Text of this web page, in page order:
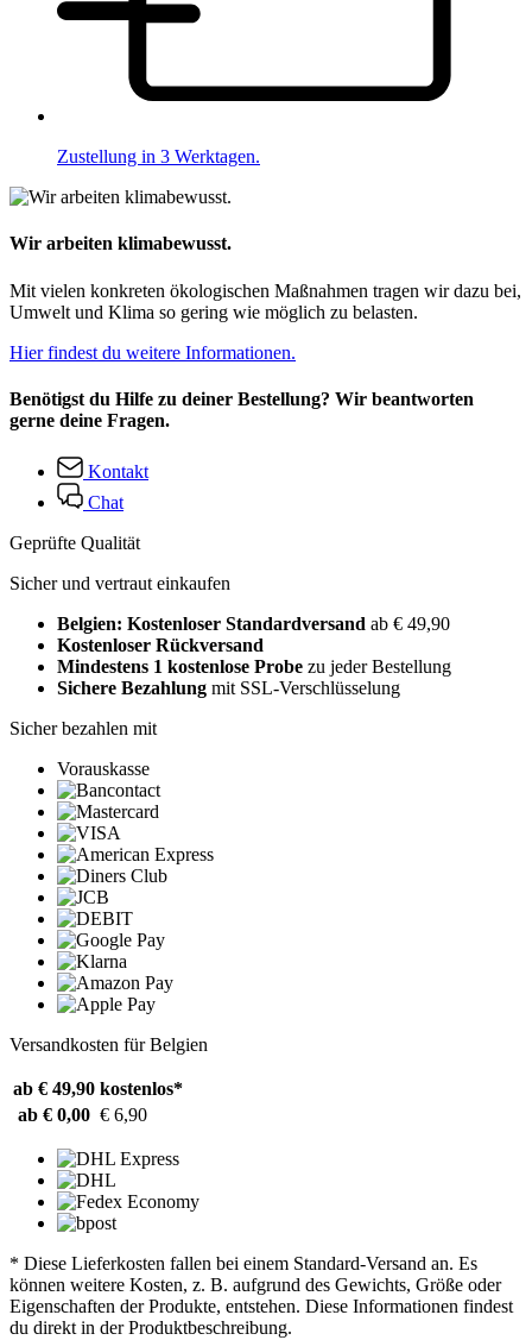
Zustellung in 3 Werktagen.
Wir arbeiten klimabewusst.
Mit vielen konkreten ökologischen Maßnahmen tragen wir dazu bei,
Umwelt und Klima so gering wie möglich zu belasten.
Hier findest du weitere Informationen.
Benötigst du Hilfe zu deiner Bestellung? Wir beantworten
gerne deine Fragen.
Kontakt
Chat
Geprüfte Qualität
Sicher und vertraut einkaufen
Belgien: Kostenloser Standardversand ab € 49,90
Kostenloser Rückversand
Mindestens 1 kostenlose Probe zu jeder Bestellung
Sichere Bezahlung mit SSL-Verschlüsselung
Sicher bezahlen mit
Vorauskasse
Versandkosten für Belgien
ab € 49,90 kostenlos*
ab € 0,00 € 6,90
* Diese Lieferkosten fallen bei einem Standard-Versand an. Es
können weitere Kosten, z. B. aufgrund des Gewichts, Größe oder
Eigenschaften der Produkte, entstehen. Diese Informationen findest
du direkt in der Produktbeschreibung.